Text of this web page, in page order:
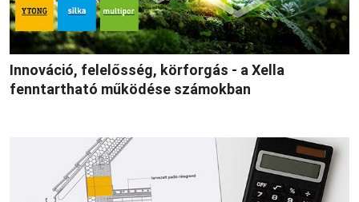
Innováció, felelősség, körforgás - a Xella
fenntartható működése számokban